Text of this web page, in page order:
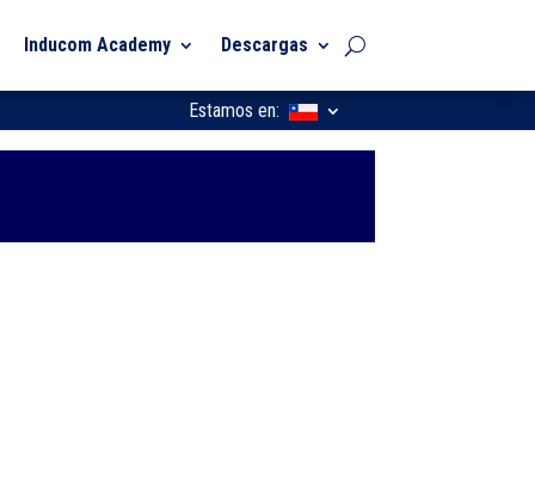
Inducom Academy Descargas
Estamos en: